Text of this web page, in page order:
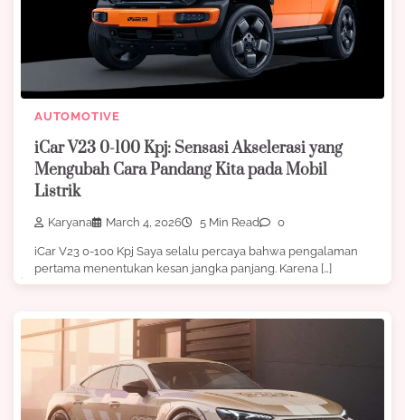
AUTOMOTIVE
iCar V23 0-100 Kpj: Sensasi Akselerasi yang
Mengubah Cara Pandang Kita pada Mobil
Listrik
Karyana March 4, 2026 5 Min Read 0
iCar V23 0-100 Kpj Saya selalu percaya bahwa pengalaman
pertama menentukan kesan jangka panjang. Karena […]